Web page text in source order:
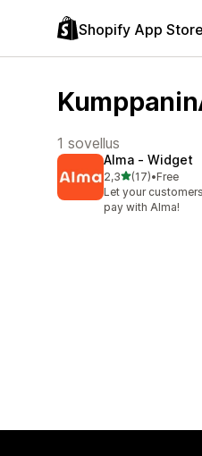
Shopify App Store
1 sovellus
Alma ‑ Widget
2,3/ 5 tähteä
(17)
17 arvostelua
•Free
Let your
pay with Alma!